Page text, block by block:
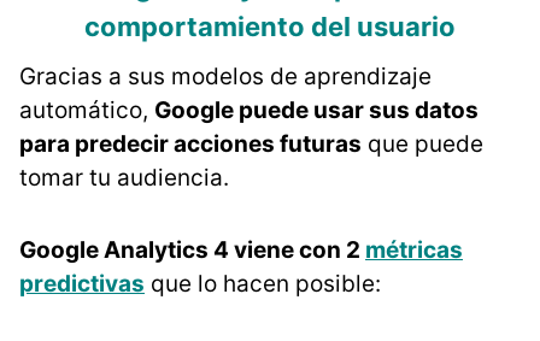
comportamiento del usuario
Gracias a sus modelos de aprendizaje
automático, Google puede usar sus datos
para predecir acciones futuras que puede
tomar tu audiencia.
Google Analytics 4 viene con 2 métricas
predictivas que lo hacen posible: